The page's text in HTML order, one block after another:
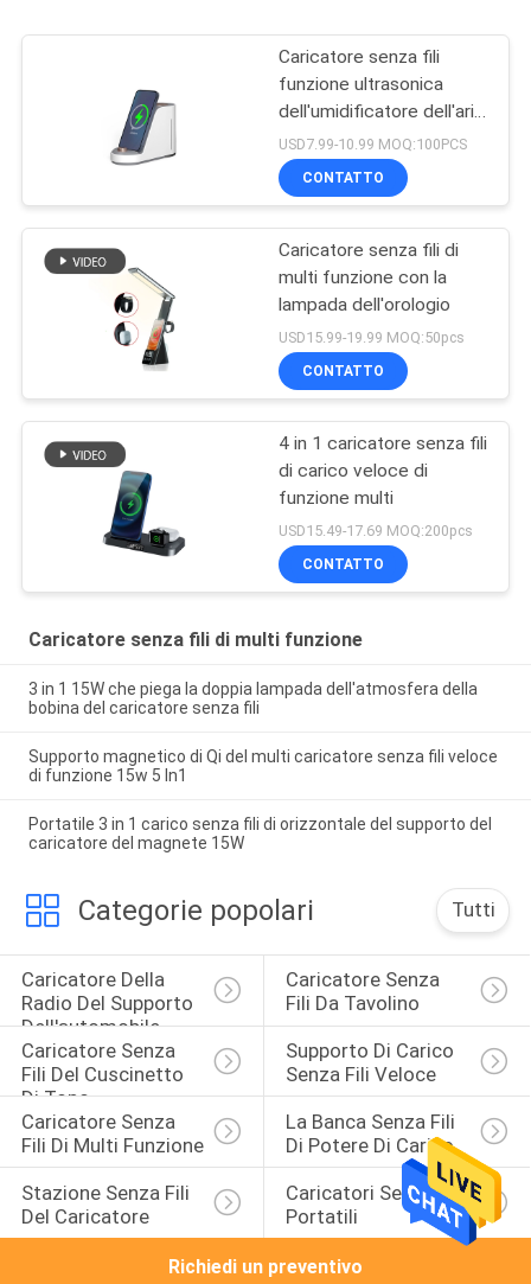
Caricatore senza fili
funzione ultrasonica
dell'umidificatore dell'aria
di multi
USD7.99-10.99 MOQ:100PCS
CONTATTO
Caricatore senza fili di
multi funzione con la
lampada dell'orologio
USD15.99-19.99 MOQ:50pcs
CONTATTO
4 in 1 caricatore senza fili
di carico veloce di
funzione multi
USD15.49-17.69 MOQ:200pcs
CONTATTO
Caricatore senza fili di multi funzione
3 in 1 15W che piega la doppia lampada dell'atmosfera della
bobina del caricatore senza fili
Supporto magnetico di Qi del multi caricatore senza fili veloce
di funzione 15w 5 In1
Portatile 3 in 1 carico senza fili di orizzontale del supporto del
caricatore del magnete 15W
Categorie popolari Tutti
Caricatore Della
Radio Del Supporto
Dell'automobile
Caricatore Senza
Fili Da Tavolino
Caricatore Senza
Fili Del Cuscinetto
Di Topo
Supporto Di Carico
Senza Fili Veloce
Caricatore Senza
Fili Di Multi Funzione
La Banca Senza Fili
Di Potere Di Carico
Stazione Senza Fili
Del Caricatore
Caricatori Senza Fili
Portatili
Richiedi un preventivo